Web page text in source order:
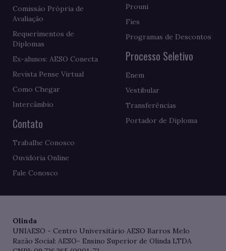
Comissão Própria de
Avaliação
Requerimentos de
Diplomas
Ex-alunos: AESO Conecta
Revista Pense Virtual
Como Chegar
Intercâmbio
Contato
Trabalhe Conosco
Ouvidoria Online
Fale Conosco
Prouni
Fies
Programas de Descontos
Processo Seletivo
Enem
Vestibular
Transferências
Portador de Diploma
Olinda
UNIAESO - Centro Universitário AESO Barros Melo
Razão Social: AESO- Ensino Superior de Olinda LTDA